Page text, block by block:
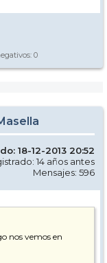
0
18-12-2013 20:52
14 años antes
Mensajes: 596
nos vemos en